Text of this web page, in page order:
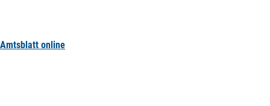
Amtsblatt online